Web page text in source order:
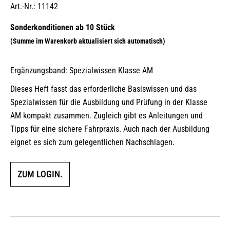
Bewertet mit
Art.-Nr.: 11142
Ergänzungsband: Spezialwissen Klasse AM
Dieses Heft fasst das erforderliche Basiswissen und das
Spezialwissen für die Ausbildung und Prüfung in der Klasse
AM kompakt zusammen. Zugleich gibt es Anleitungen und
Tipps für eine sichere Fahrpraxis. Auch nach der Ausbildung
eignet es sich zum gelegentlichen Nachschlagen.
ZUM LOGIN.